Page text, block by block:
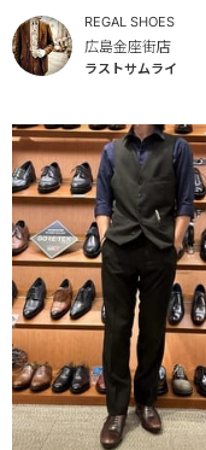
REGAL SHOES
広島金座街店
ラストサムライ